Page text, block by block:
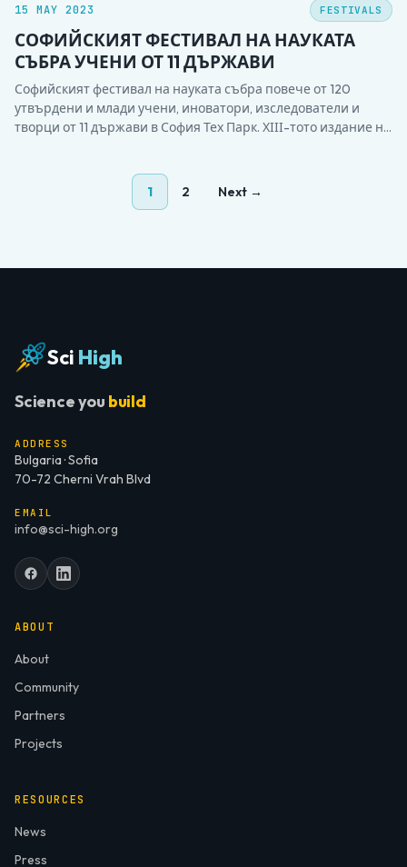
Темите бяха доста актуални и нетипични: Замърсяване с
бои от текстилната промишленост, продуциране…
15 MAY 2023 FESTIVALS
СОФИЙСКИЯТ ФЕСТИВАЛ НА НАУКАТА
СЪБРА УЧЕНИ ОТ 11 ДЪРЖАВИ
Софийският фестивал на науката събра повече от 120
утвърдени и млади учени, иноватори, изследователи и
творци от 11 държави в София Тех Парк. ХІІІ-тото издание на
науката и с подкрепата на Столична община продължи 4
дни. Посетителите…
1 2 Next →
Sci High
Science you build
ADDRESS
Bulgaria · Sofia
70-72 Cherni Vrah Blvd
EMAIL
info@sci-high.org
ABOUT
About
Community
Partners
Projects
RESOURCES
News
Press